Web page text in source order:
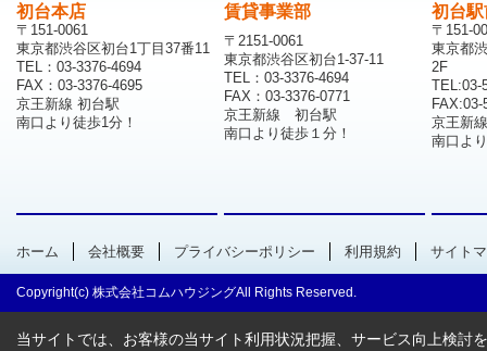
初台本店
〒151-0061
東京都渋谷区初台1丁目37番11
TEL：03-3376-4694
FAX：03-3376-4695
京王新線 初台駅
南口より徒歩1分！
賃貸事業部
〒2151-0061
東京都渋谷区初台1-37-11
TEL：03-3376-4694
FAX：03-3376-0771
京王新線 初台駅
南口より徒歩１分！
初台
〒151-
東京都
2F
TEL:03-
FAX:03-
京王新
南口よ
ホーム 会社概要 プライバシーポリシー 利用規約 サイト
Copyright(c) 株式会社コムハウジングAll Rights Reserved.
当サイトでは、お客様の当サイト利用状況把握、サービス向上検討